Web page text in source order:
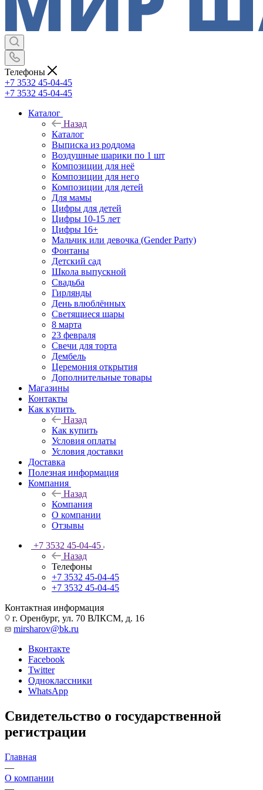
Телефоны
+7 3532 45-04-45
+7 3532 45-04-45
Каталог
Назад
Каталог
Выписка из роддома
Воздушные шарики по 1 шт
Композиции для неё
Композиции для него
Композиции для детей
Для мамы
Цифры для детей
Цифры 10-15 лет
Цифры 16+
Мальчик или девочка (Gender Party)
Фонтаны
Детский сад
Школа выпускной
Свадьба
Гирлянды
День влюблённых
Светящиеся шары
8 марта
23 февраля
Свечи для торта
Дембель
Церемония открытия
Дополнительные товары
Магазины
Контакты
Как купить
Назад
Как купить
Условия оплаты
Условия доставки
Доставка
Полезная информация
Компания
Назад
Компания
О компании
Отзывы
+7 3532 45-04-45
Назад
Телефоны
+7 3532 45-04-45
+7 3532 45-04-45
Контактная информация
г. Оренбург, ул. 70 ВЛКСМ, д. 16
mirsharov@bk.ru
Вконтакте
Facebook
Twitter
Одноклассники
WhatsApp
Свидетельство о государственной
регистрации
Главная
—
О компании